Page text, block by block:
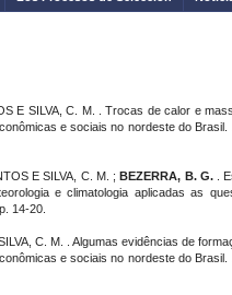
E SILVA, C. M. . Trocas de calor e
e sociais no nordeste do
E SILVA, C. M. ;BEZERRA, B. G..
e climatologia aplicadas as
14-20.
C. M. . Algumas evidências de
e sociais no nordeste do